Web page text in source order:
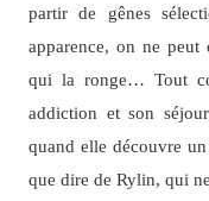
partir de gênes
apparence, on ne peut
qui la ronge… Tout
addiction et son
quand elle découvre
que dire de Rylin, qui